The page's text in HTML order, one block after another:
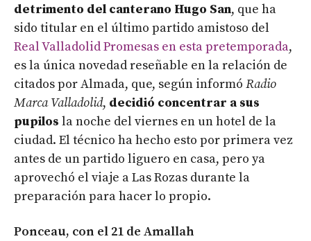
detrimento del canterano Hugo San, que ha
sido titular en el último partido amistoso del
Real Valladolid Promesas en esta pretemporada,
es la única novedad reseñable en la relación de
citados por Almada, que, según informó Radio
Marca Valladolid, decidió concentrar a sus
pupilos la noche del viernes en un hotel de la
ciudad. El técnico ha hecho esto por primera vez
antes de un partido liguero en casa, pero ya
aprovechó el viaje a Las Rozas durante la
preparación para hacer lo propio.
Ponceau, con el 21 de Amallah